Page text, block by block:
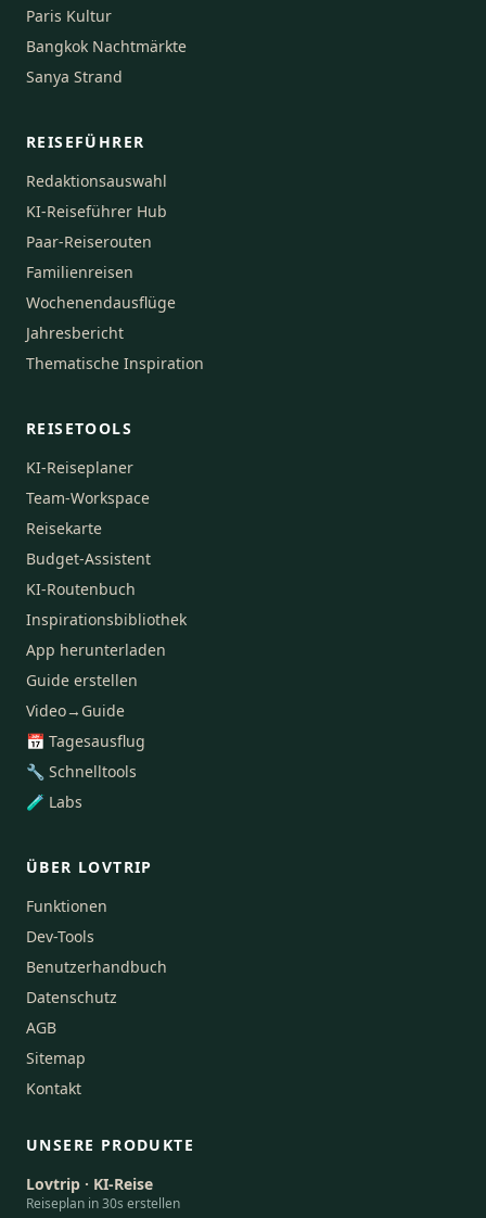
Paris Kultur
Bangkok Nachtmärkte
Sanya Strand
REISEFÜHRER
Redaktionsauswahl
KI-Reiseführer Hub
Paar-Reiserouten
Familienreisen
Wochenendausflüge
Jahresbericht
Thematische Inspiration
REISETOOLS
KI-Reiseplaner
Team-Workspace
Reisekarte
Budget-Assistent
KI-Routenbuch
Inspirationsbibliothek
App herunterladen
Guide erstellen
Video→Guide
📅 Tagesausflug
🔧 Schnelltools
🧪 Labs
ÜBER LOVTRIP
Funktionen
Dev-Tools
Benutzerhandbuch
Datenschutz
AGB
Sitemap
Kontakt
UNSERE PRODUKTE
Lovtrip · KI-Reise
Reiseplan in 30s erstellen